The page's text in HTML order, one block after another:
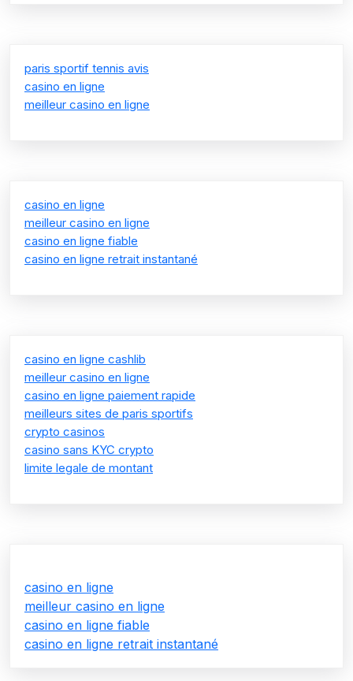
paris sportif tennis avis
casino en ligne
meilleur casino en ligne
casino en ligne
meilleur casino en ligne
casino en ligne fiable
casino en ligne retrait instantané
casino en ligne cashlib
meilleur casino en ligne
casino en ligne paiement rapide
meilleurs sites de paris sportifs
crypto casinos
casino sans KYC crypto
limite legale de montant
casino en ligne
meilleur casino en ligne
casino en ligne fiable
casino en ligne retrait instantané